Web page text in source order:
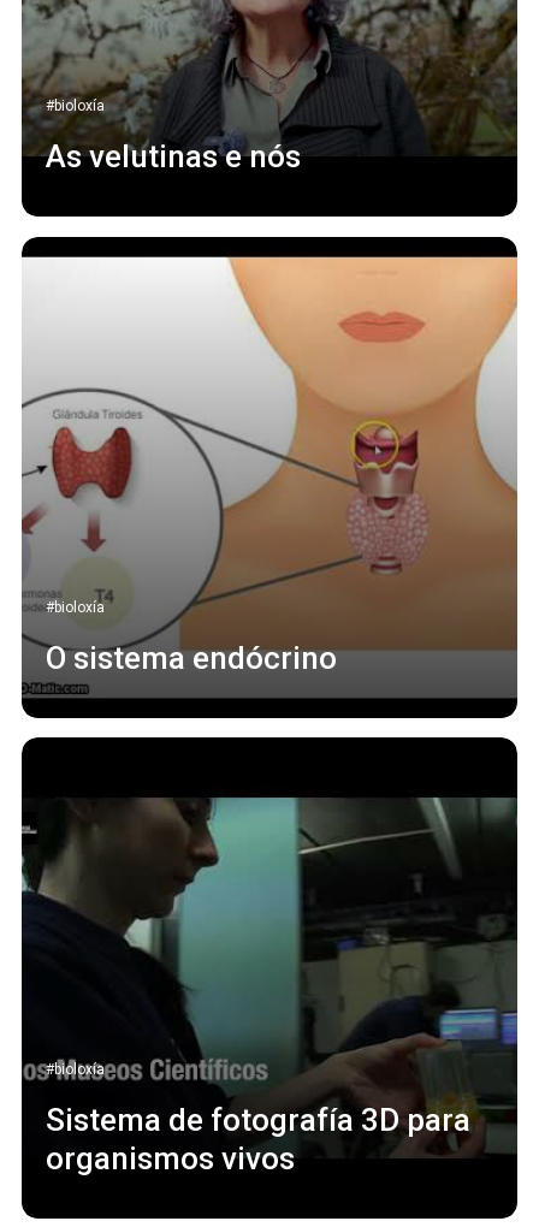
#bioloxía
As velutinas e nós
#bioloxía
O sistema endócrino
#bioloxía
Sistema de fotografía 3D para
organismos vivos